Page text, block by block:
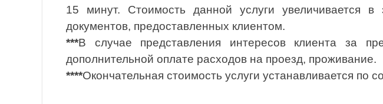
15 минут. Стоимость данной услуги увеличивается
документов, предоставленных клиентом.
***В случае представления интересов клиента за
дополнительной оплате расходов на проезд, проживание.
****Окончательная стоимость услуги устанавливается по